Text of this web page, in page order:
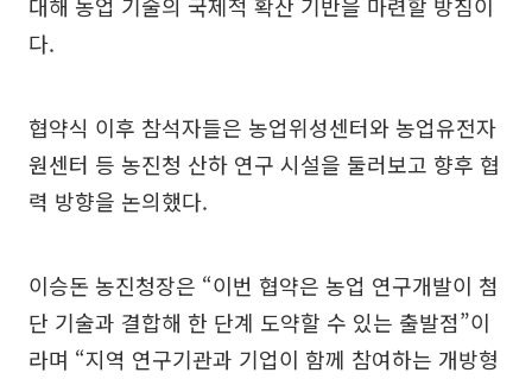
다.
협약식 이후 참석자들은 농업위성센터와 농업유전자
원센터 등 농진청 산하 연구 시설을 둘러보고 향후 협
력 방향을 논의했다.
이승돈 농진청장은 “이번 협약은 농업 연구개발이 첨
단 기술과 결합해 한 단계 도약할 수 있는 출발점”이
라며 “지역 연구기관과 기업이 함께 참여하는 개방형